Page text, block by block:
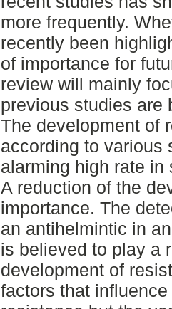
more frequently.
recently been
of importance for
review will mainly
previous studies are
The development of
according to various
alarming high rate
A reduction of the
importance. The
an antihelmintic in
is believed to play a
development of
factors that